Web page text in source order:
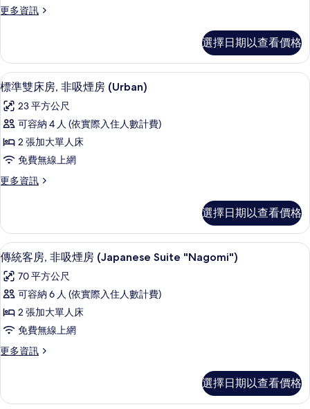
片
房,
煙
房
的
所
有
相
片
更多資訊
更
雙
床
房,
煙
房
詳
情
選擇日期以查看價格
顯
示
標
準
雙
房,
吸
煙
房
(Urban)
的
所
有
相
標準雙床房, 非吸煙房 (Urban) | 客房
10
標準雙床房, 非吸煙房 (Urban)
23 平方公尺
可容納 4 人 (依實際入住人數計費)
2 張加大單人床
免費無線上網
更多資訊
更
雙
床
房,
非
吸
煙
(Urban)
的
情
選擇日期以查看價格
顯
示
傳
統
客
非
煙
傳統客房, 非吸煙房 (Japanese Suite
11
傳統客房, 非吸煙房 (Japanese Suite "Nagomi")
70 平方公尺
可容納 6 人 (依實際入住人數計費)
2 張加大單人床
免費無線上網
更多資訊
更
客
選擇日期以查看價格